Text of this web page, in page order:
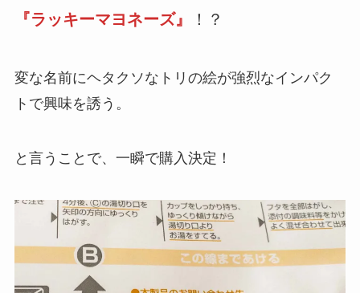
『ラッキーマヨネーズ』 ！？
変な名前にヘタクソなトリの絵が強烈なインパク
トで興味を誘う。
と言うことで、一瞬で購入決定！